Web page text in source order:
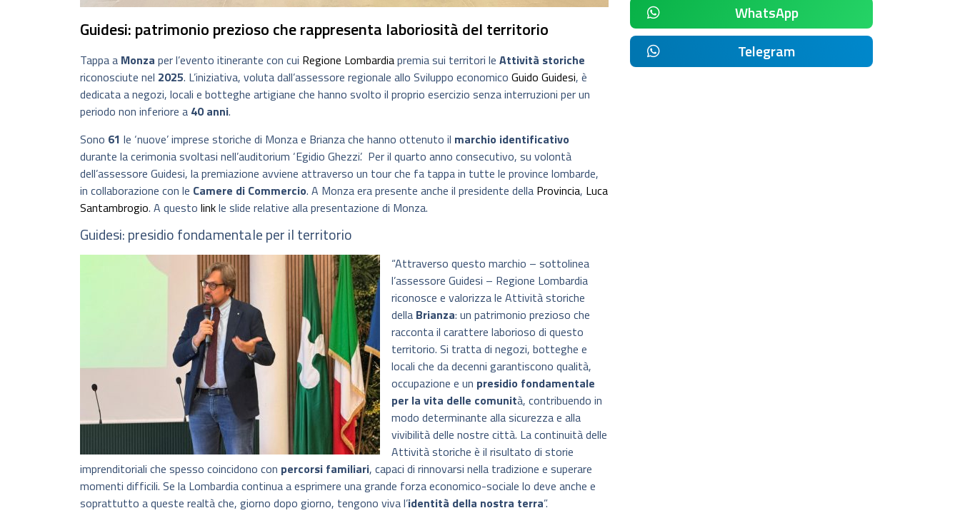
Guidesi: patrimonio prezioso che rappresenta laboriosità del territorio
Tappa a Monza per l’evento itinerante con cui Regione Lombardiapremia sui territori le Attività storiche
riconosciute nel 2025. L’iniziativa, voluta dall’assessore regionale allo Sviluppo economico Guido Guidesi, è
dedicata a negozi, locali e botteghe artigiane che hanno svolto il proprio esercizio senza interruzioni per un
periodo non inferiore a 40 anni.
Sono 61 le ‘nuove’ imprese storiche di Monza e Brianza che hanno ottenuto il marchio identificativo
durante la cerimonia svoltasi nell’auditorium ‘Egidio Ghezzi’. Per il quarto anno consecutivo, su volontà
dell’assessore Guidesi, la premiazione avviene attraverso un tour che fa tappa in tutte le province lombarde,
in collaborazione con le Camere di Commercio. A Monza era presente anche il presidente della Provincia, Luca
Santambrogio. A questo linkle slide relative alla presentazione di Monza.
Guidesi: presidio fondamentale per il territorio
“Attraverso questo marchio – sottolinea
l’assessore Guidesi – Regione Lombardia
riconosce e valorizza le Attività storiche
della Brianza: un patrimonio prezioso che
racconta il carattere laborioso di questo
territorio. Si tratta di negozi, botteghe e
locali che da decenni garantiscono qualità,
occupazione e un presidio fondamentale
per la vita delle comunità, contribuendo in
modo determinante alla sicurezza e alla
vivibilità delle nostre città. La continuità delle
Attività storiche è il risultato di storie
imprenditoriali che spesso coincidono con percorsi familiari, capaci di rinnovarsi nella tradizione e superare
momenti difficili. Se la Lombardia continua a esprimere una grande forza economico-sociale lo deve anche e
soprattutto a queste realtà che, giorno dopo giorno, tengono viva l’identità della nostra terra”.
WhatsApp
Telegram